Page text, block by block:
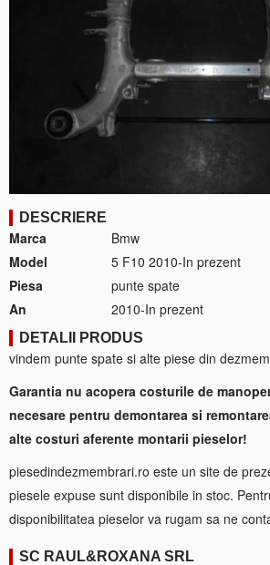
DESCRIERE
Marca
Bmw
Model
5 F10 2010-In prezent
Piesa
punte spate
An
2010-In prezent
DETALII PRODUS
vindem punte spate si alte piese din
Garantia nu acopera costurile de
necesare pentru demontarea si
alte costuri aferente montarii pieselor!
piesedindezmembrari.ro este un site de
piesele expuse sunt disponibile in stoc.
disponibilitatea pieselor va rugam sa ne
SC RAUL&ROXANA SRL